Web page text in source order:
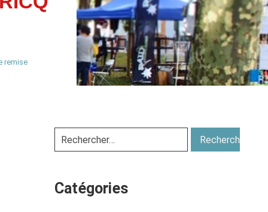
remise
Catégories